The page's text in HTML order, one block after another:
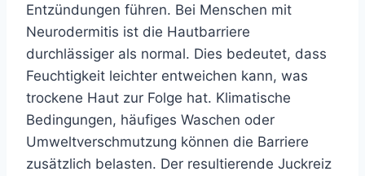
Entzündungen führen. Bei Menschen mit
Neurodermitis ist die Hautbarriere
durchlässiger als normal. Dies bedeutet, dass
Feuchtigkeit leichter entweichen kann, was
trockene Haut zur Folge hat. Klimatische
Bedingungen, häufiges Waschen oder
Umweltverschmutzung können die Barriere
zusätzlich belasten. Der resultierende Juckreiz